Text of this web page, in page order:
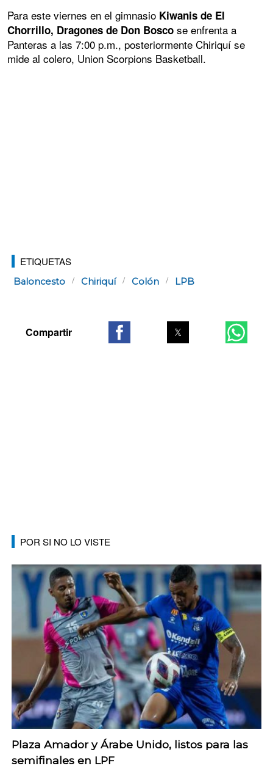
Para este viernes en el gimnasio Kiwanis de El
Chorrillo, Dragones de Don Bosco se enfrenta a
Panteras a las 7:00 p.m., posteriormente Chiriquí se
mide al colero, Union Scorpions Basketball.
ETIQUETAS
Baloncesto Chiriquí Colón LPB
POR SI NO LO VISTE
Plaza Amador y Árabe Unido, listos para las
semifinales en LPF